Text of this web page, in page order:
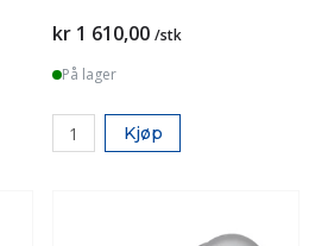
kr 1 610,00 /stk
På lager
Kjøp